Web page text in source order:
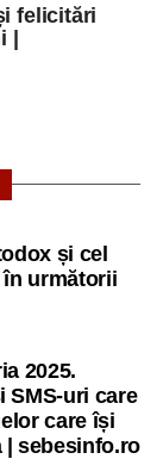
felicitări
și cel
în următorii
2025.
SMS-uri care
care își
| sebesinfo.ro